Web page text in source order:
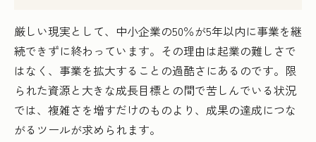
厳しい現実として、中小企業の50％が5年以内に事業を継
続できずに終わっています。その理由は起業の難しさで
はなく、事業を拡大することの過酷さにあるのです。限
られた資源と大きな成長目標との間で苦しんでいる状況
では、複雑さを増すだけのものより、成果の達成につな
がるツールが求められます。